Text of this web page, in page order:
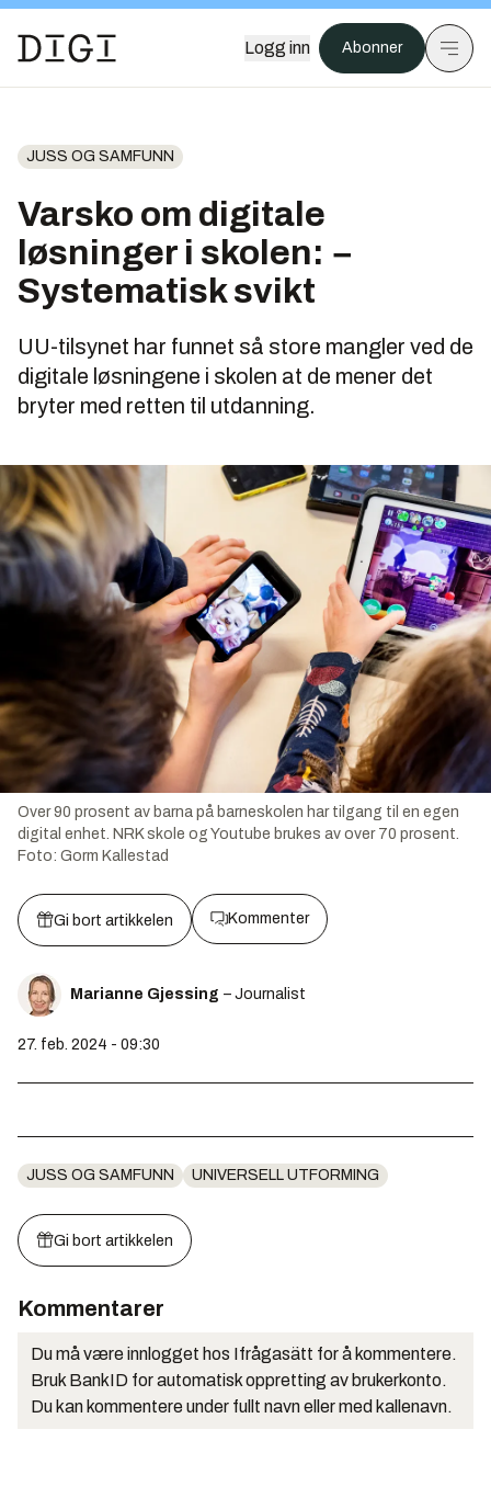
Logg inn Abonner
JUSS OG SAMFUNN
Varsko om digitale
løsninger i skolen: −
Systematisk svikt
UU-tilsynet har funnet så store mangler ved de
digitale løsningene i skolen at de mener det
bryter med retten til utdanning.
Over 90 prosent av barna på barneskolen har tilgang til en egen
digital enhet. NRK skole og Youtube brukes av over 70 prosent.
Foto: Gorm Kallestad
Gi bort artikkelen Kommenter
Marianne Gjessing – Journalist
27. feb. 2024 - 09:30
JUSS OG SAMFUNN UNIVERSELL UTFORMING
Gi bort artikkelen
Kommentarer
Du må være innlogget hos Ifrågasätt for å kommentere.
Bruk BankID for automatisk oppretting av brukerkonto.
Du kan kommentere under fullt navn eller med kallenavn.